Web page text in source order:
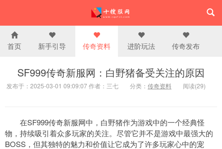
首页 新手引导 传奇资料 进阶玩法 传奇发布
SF999传奇新服网：白野猪备受关注的原因
发布于：2025-03-01 09:09:07 作者：三七 分类： 传奇资料 阅读(29)
在SF999传奇新服网中，白野猪作为游戏中的一个经典怪
物，持续吸引着众多玩家的关注。尽管它并不是游戏中最强大的
BOSS，但其独特的魅力和价值让它成为了许多玩家心中的宠